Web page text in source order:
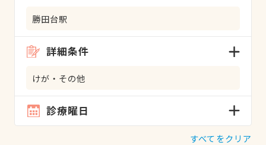
勝田台駅
詳細条件
けが・その他
診療曜日
すべてをクリア